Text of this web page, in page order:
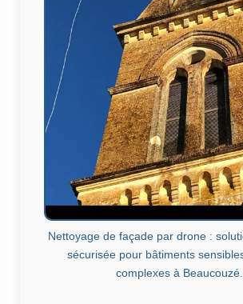
Nettoyage de façade par drone :
sécurisée pour bâtiments
complexes à Beaucouzé.